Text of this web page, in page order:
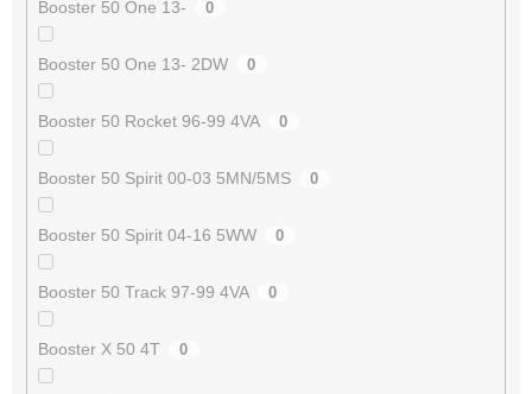
Booster 50 One 13- 0
Booster 50 One 13- 2DW 0
Booster 50 Rocket 96-99 4VA 0
Booster 50 Spirit 00-03 5MN/5MS 0
Booster 50 Spirit 04-16 5WW 0
Booster 50 Track 97-99 4VA 0
Booster X 50 4T 0